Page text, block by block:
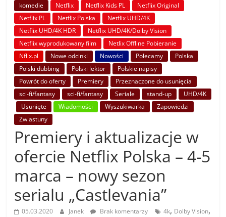
komedie
Netflix Netflix Kids PL
Netflix Original
Netflix PL
Netflix Polska
Netflix UHD/4K
Netflix UHD/4K HDR
Netflix UHD/4K/Dolby Vision
Netflix wyprodukowany film
Netlix Offline Pobieranie
Nflix.pl
Nowe odcinki Nowości Polecamy
Polska
Polski dubbing
Polski lektor
Polskie napisy
Powrót do oferty
Premiery
Przeznaczone do usunięcia
sci-fi/fantasy
sci-fi/fantasy Seriale stand-up
UHD/4K
Usunięte
Wiadomości Wyszukiwarka
Zapowiedzi
Zwiastuny
Premiery i aktualizacje w
ofercie Netflix Polska – 4-5
marca – nowy sezon
serialu „Castlevania”
05.03.2020 Janek Brak komentarzy 4k, Dolby Vision,